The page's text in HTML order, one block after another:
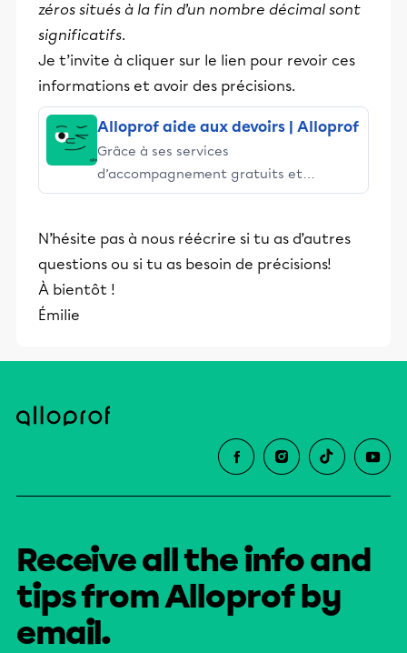
zéros situés à la fin d’un nombre décimal sont
significatifs.
Je t’invite à cliquer sur le lien pour revoir ces
informations et avoir des précisions.
Alloprof aide aux devoirs | Alloprof
Grâce à ses services
d’accompagnement gratuits et
stimulants, Alloprof engage les élèves
éducative.
N’hésite pas à nous réécrire si tu as d’autres
questions ou si tu as besoin de précisions!
À bientôt !
Émilie
Receive all the info and
tips from Alloprof by
email.